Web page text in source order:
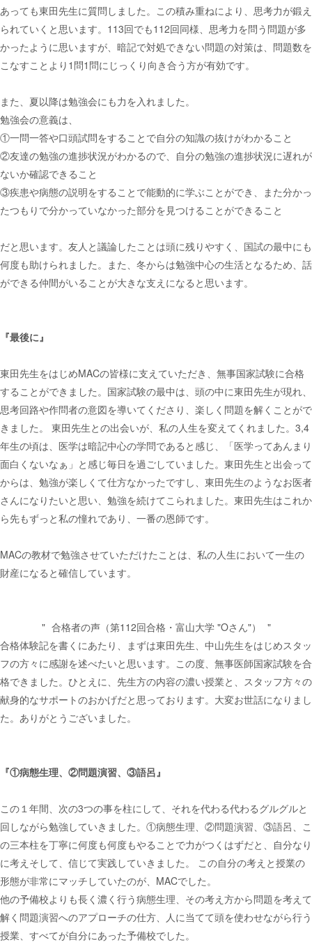
あっても東田先生に質問しました。この積み重ねにより、思考力が鍛え
られていくと思います。113回でも112回同様、思考力を問う問題が多
かったように思いますが、暗記で対処できない問題の対策は、問題数を
こなすことより1問1問にじっくり向き合う方が有効です。
また、夏以降は勉強会にも力を入れました。
勉強会の意義は、
①一問一答や口頭試問をすることで自分の知識の抜けがわかること
②友達の勉強の進捗状況がわかるので、自分の勉強の進捗状況に遅れが
ないか確認できること
③疾患や病態の説明をすることで能動的に学ぶことができ、また分かっ
たつもりで分かっていなかった部分を見つけることができること
だと思います。友人と議論したことは頭に残りやすく、国試の最中にも
何度も助けられました。また、冬からは勉強中心の生活となるため、話
ができる仲間がいることが大きな支えになると思います。
『最後に』
東田先生をはじめMACの皆様に支えていただき、無事国家試験に合格
することができました。国家試験の最中は、頭の中に東田先生が現れ、
思考回路や作問者の意図を導いてくださり、楽しく問題を解くことがで
きました。 東田先生との出会いが、私の人生を変えてくれました。3,4
年生の頃は、医学は暗記中心の学問であると感じ、「医学ってあんまり
面白くないなぁ」と感じ毎日を過ごしていました。東田先生と出会って
からは、勉強が楽しくて仕方なかったですし、東田先生のようなお医者
さんになりたいと思い、勉強を続けてこられました。東田先生はこれか
ら先もずっと私の憧れであり、一番の恩師です。
MACの教材で勉強させていただけたことは、私の人生において一生の
財産になると確信しています。
合格者の声（第112回合格・富山大学 "Oさん"）
合格体験記を書くにあたり、まずは東田先生、中山先生をはじめスタッ
フの方々に感謝を述べたいと思います。この度、無事医師国家試験を合
格できました。ひとえに、先生方の内容の濃い授業と、スタッフ方々の
献身的なサポートのおかげだと思っております。大変お世話になりまし
た。ありがとうございました。
『①病態生理、②問題演習、③語呂』
この１年間、次の3つの事を柱にして、それを代わる代わるグルグルと
回しながら勉強していきました。①病態生理、②問題演習、③語呂、こ
の三本柱を丁寧に何度も何度もやることで力がつくはずだと、自分なり
に考えそして、信じて実践していきました。 この自分の考えと授業の
形態が非常にマッチしていたのが、MACでした。
他の予備校よりも長く濃く行う病態生理、その考え方から問題を考えて
解く問題演習へのアプローチの仕方、人に当てて頭を使わせながら行う
授業、すべてが自分にあった予備校でした。